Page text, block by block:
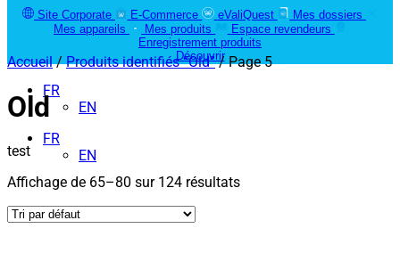
Site Corporate
E-Commerce eValiQuest
Mes dossiers
Mes appareils
Mes produits
Espace revendeurs
Enregistrement produits
Découvrir
FR
EN
FR
EN
Accueil/Produits identifiés “Old”/ Page 5
Old
test
Affichage de 65–80 sur 124 résultats